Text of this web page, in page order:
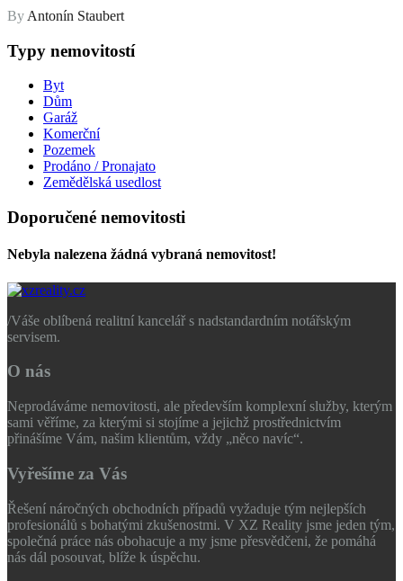
By Antonín Staubert
Typy nemovitostí
Byt
Dům
Garáž
Komerční
Pozemek
Prodáno / Pronajato
Zemědělská usedlost
Doporučené nemovitosti
Nebyla nalezena žádná vybraná nemovitost!
/Váše oblíbená realitní kancelář s nadstandardním notářským
servisem.
O nás
Neprodáváme nemovitosti, ale především komplexní služby, kterým
sami věříme, za kterými si stojíme a jejichž prostřednictvím
přinášíme Vám, našim klientům, vždy „něco navíc“.
Vyřešíme za Vás
Řešení náročných obchodních případů vyžaduje tým nejlepších
profesionálů s bohatými zkušenostmi. V XZ Reality jsme jeden tým,
společná práce nás obohacuje a my jsme přesvědčeni, že pomáhá
nás dál posouvat, blíže k úspěchu.